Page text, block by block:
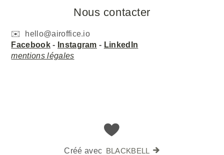
Nous contacter
✉️ hello@airoffice.io
Facebook- Instagram - LinkedIn
mentions légales
Créé avec BLACKBELL